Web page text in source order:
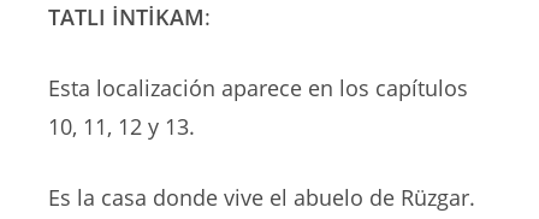
TATLI İNTİKAM:
Esta localización aparece en los capítulos
10, 11, 12 y 13.
Es la casa donde vive el abuelo de Rüzgar.